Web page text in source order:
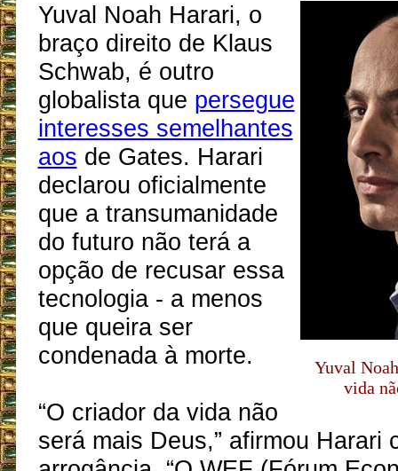
Yuval
vida
Yuval Noah Harari, o
braço direito de Klaus
Schwab, é outro
globalista que persegue
interesses semelhantes
aos de Gates. Harari
declarou oficialmente
que a transumanidade
do futuro não terá a
opção de recusar essa
tecnologia - a menos
que queira ser
condenada à morte.
“O criador da vida não
será mais Deus,” afirmou Harari